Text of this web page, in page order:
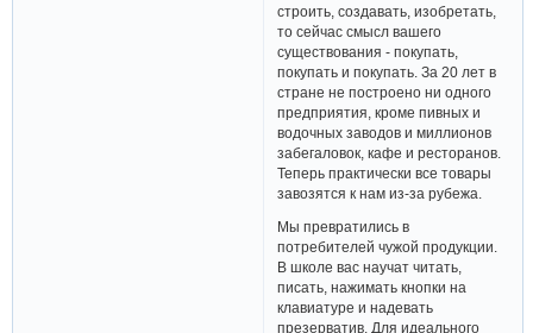
строить, создавать, изобретать,
то сейчас смысл вашего
существования - покупать,
покупать и покупать. За 20 лет в
стране не построено ни одного
предприятия, кроме пивных и
водочных заводов и миллионов
забегаловок, кафе и ресторанов.
Теперь практически все товары
завозятся к нам из-за рубежа.
Мы превратились в
потребителей чужой продукции.
В школе вас научат читать,
писать, нажимать кнопки на
клавиатуре и надевать
презерватив. Для идеального